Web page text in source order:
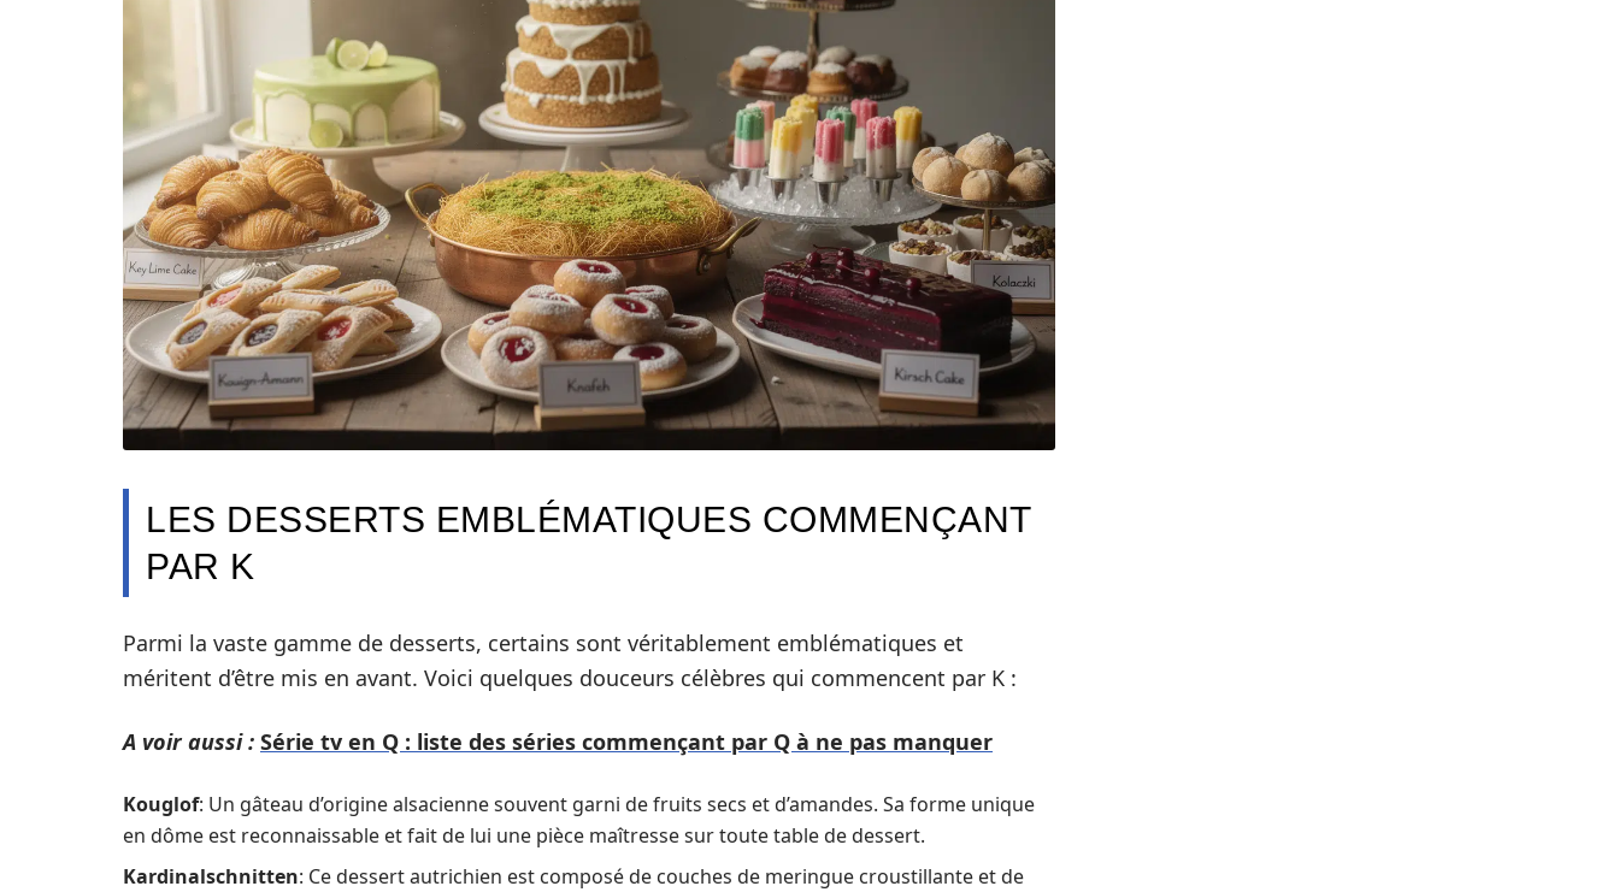
LES DESSERTS EMBLÉMATIQUES COMMENÇANT
PAR K
Parmi la vaste gamme de desserts, certains sont véritablement emblématiques et
méritent d’être mis en avant. Voici quelques douceurs célèbres qui commencent par K :
A voir aussi : Série tv en Q : liste des séries commençant par Q à ne pas manquer
Kouglof: Un gâteau d’origine alsacienne souvent garni de fruits secs et d’amandes. Sa forme unique
en dôme est reconnaissable et fait de lui une pièce maîtresse sur toute table de dessert.
Kardinalschnitten: Ce dessert autrichien est composé de couches de meringue croustillante et de